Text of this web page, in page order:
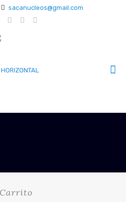
sacanucleos@gmail.com
Carrito